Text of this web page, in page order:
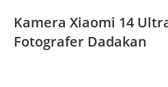
Kamera Xiaomi 14
Fotografer Dadakan